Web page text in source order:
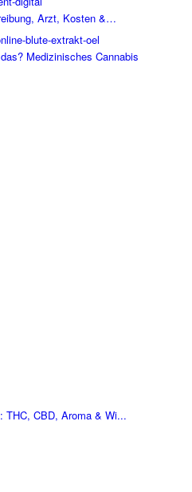
Arzt, Kosten &…
Medizinisches Cannabis
THC, CBD, Aroma & Wi...